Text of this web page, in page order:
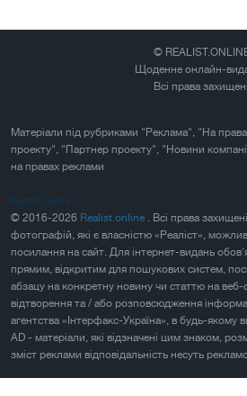
©
Щоденне онлайн-
Всі права захищені
Матеріали під рубриками "Реклама", "На
проекту", "Партнер проекту", "Новини
на правах реклами
Карта сайта
© 2016-2026 Realist.online . Всі права
фотографій, які є власністю «Реаліст»,
посилання на сайт. Для інтернет-видань
прямим, відкритим для пошукових систем,
абзацу на конкретну новину чи статтю на веб-
відтворення та / або розповсюдження
агентства «Інтерфакс-Україна», в будь-якому
AD - матеріали, які відзначені цим знаком,
зміст реклами відповідальність несуть